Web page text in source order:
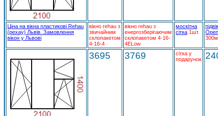
Ціна на вікна пластикові Rehau
(рехау) Львів. Замовлення
вікон у Львові
вікно rehau з
звичайним
склопакетом
4-16-4
вікно rehau з
енергозберігаючим
склопакетом 4-16-
4ELow
москітна
сітка 1шт.
3695 3769
сітка у
подарунок